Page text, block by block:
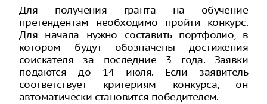
Для получения гранта на обучение
претендентам необходимо пройти конкурс.
Для начала нужно составить портфолио, в
котором будут обозначены достижения
соискателя за последние 3 года. Заявки
подаются до 14 июля. Если заявитель
соответствует критериям конкурса, он
автоматически становится победителем.